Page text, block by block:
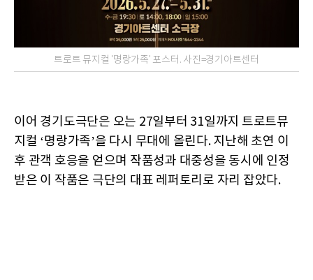
트로트 뮤지컬 '명랑가족' 포스터. 사진=경기아트센터
이어 경기도극단은 오는 27일부터 31일까지 트로트뮤
지컬 ‘명랑가족’을 다시 무대에 올린다. 지난해 초연 이
후 관객 호응을 얻으며 작품성과 대중성을 동시에 인정
받은 이 작품은 극단의 대표 레퍼토리로 자리 잡았다.